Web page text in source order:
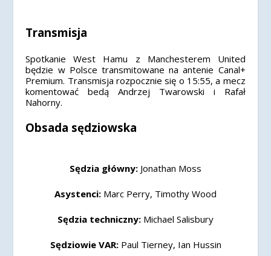
Transmisja
Spotkanie West Hamu z Manchesterem United
będzie w Polsce transmitowane na antenie Canal+
Premium. Transmisja rozpocznie się o 15:55, a mecz
komentować bedą Andrzej Twarowski i Rafał
Nahorny.
Obsada sędziowska
Sędzia główny: Jonathan Moss
Asystenci: Marc Perry, Timothy Wood
Sędzia techniczny: Michael Salisbury
Sędziowie VAR: Paul Tierney, Ian Hussin